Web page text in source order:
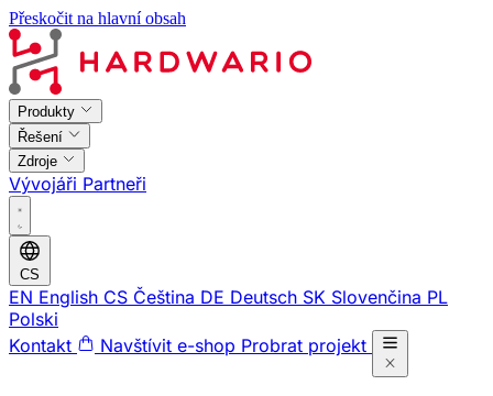
Přeskočit na hlavní obsah
Produkty
Řešení
Zdroje
Vývojáři Partneři
CS
EN English CS Čeština DE Deutsch SK Slovenčina PL
Polski
Kontakt
Navštívit e-shop Probrat projekt